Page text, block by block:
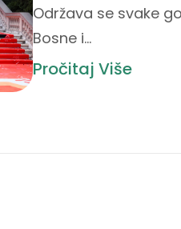
Održava se svake
Bosne i…
Pročitaj Više